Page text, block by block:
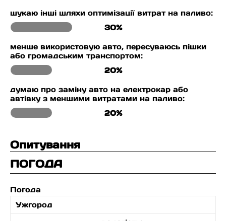
шукаю інші шляхи оптимізації витрат на паливо:
30%
менше використовую авто, пересуваюсь пішки
або громадським транспортом:
20%
думаю про заміну авто на електрокар або
автівку з меншими витратами на паливо:
20%
Опитування
ПОГОДА
Погода
Ужгород